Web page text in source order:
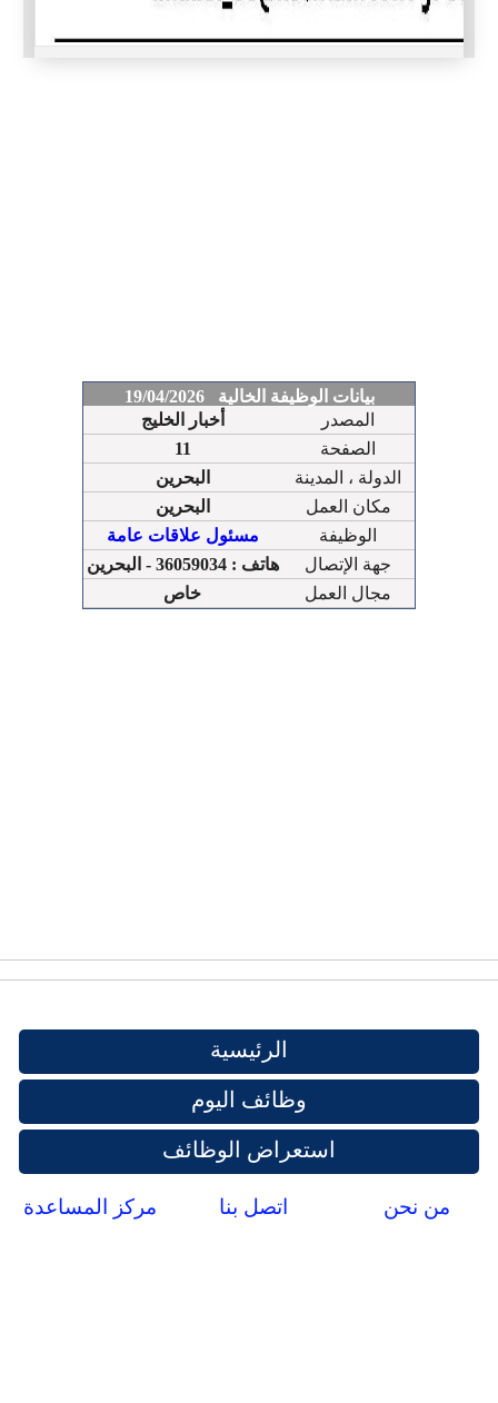
بيانات الوظيفة الخالية 19/04/2026
أخبار الخليج
المصدر
11
الصفحة
البحرين
الدولة ، المدينة
البحرين
مكان العمل
مسئول علاقات عامة
الوظيفة
هاتف : 36059034 - البحرين
جهة الإتصال
خاص
مجال العمل
الرئيسية
وظائف اليوم
استعراض الوظائف
من نحن اتصل بنا مركز المساعدة